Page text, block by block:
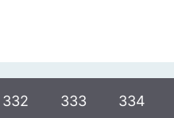
332 333 334